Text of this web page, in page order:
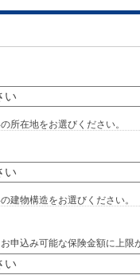
所在地をお選びください。
建物構造をお選びください。
申込み可能な保険金額に上限